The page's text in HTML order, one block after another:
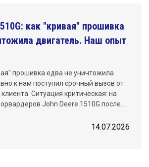
как "кривая" прошивка
двигатель. Наш опыт
прошивка едва не уничтожила
к нам поступил срочный вызов от
Ситуация критическая: на
John Deere 1510G после…
14.07.2026